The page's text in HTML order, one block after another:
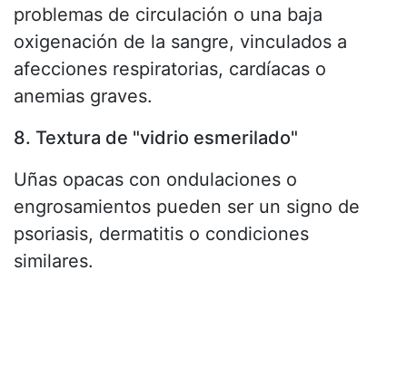
problemas de circulación o una baja
oxigenación de la sangre, vinculados a
afecciones respiratorias, cardíacas o
anemias graves.
8. Textura de "vidrio esmerilado"
Uñas opacas con ondulaciones o
engrosamientos pueden ser un signo de
psoriasis, dermatitis o condiciones
similares.